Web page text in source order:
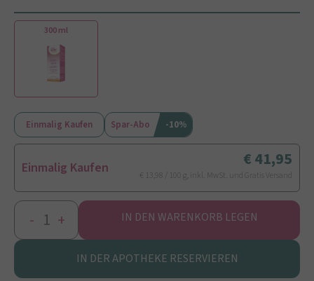
300 ml
Einmalig Kaufen Spar-Abo -10%
Einmalig Kaufen 41,95
€ 13,98 / 100 g, inkl. MwSt. und Gratis Versand
- + IN DEN WARENKORB LEGEN
IN DER APOTHEKE RESERVIEREN